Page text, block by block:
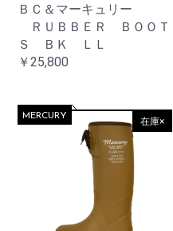
ＢＣ＆マーキュリー
ＲＵＢＢＥＲ ＢＯＯＴ
Ｓ ＢＫ ＬＬ
￥25,800
在庫×
MERCURY